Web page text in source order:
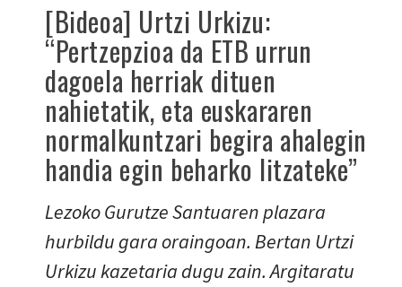
[Bideoa] Urtzi Urkizu:
“Pertzepzioa da ETB urrun
dagoela herriak dituen
nahietatik, eta euskararen
normalkuntzari begira ahalegin
handia egin beharko litzateke”
Lezoko Gurutze Santuaren plazara
hurbildu gara oraingoan. Bertan Urtzi
Urkizu kazetaria dugu zain. Argitaratu